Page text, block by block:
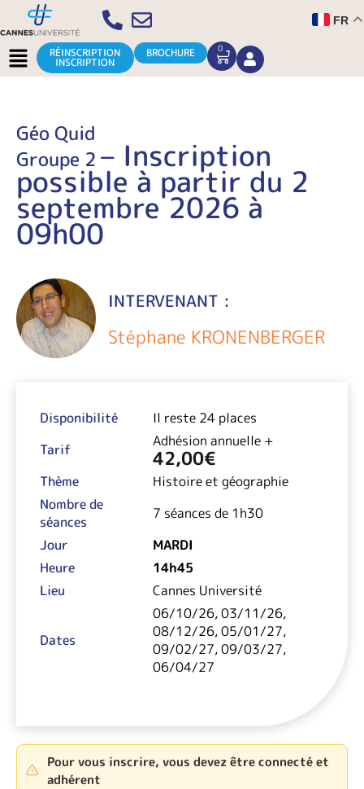
Aller
au
contenu
FR
Menu RÉINSCRIPTION
INSCRIPTION
BROCHURE 0
CART
Géo Quid
Groupe 2 – Inscription
possible à partir du 2
septembre 2026 à
09h00
INTERVENANT :
Stéphane KRONENBERGER
Disponibilité
Il reste 24 places
Tarif
Adhésion annuelle +
42,00€
Thème
Histoire et géographie
Nombre de
séances
7 séances de 1h30
Jour
MARDI
Heure
14h45
Lieu
Cannes Université
Dates
06/10/26, 03/11/26,
08/12/26, 05/01/27,
09/02/27, 09/03/27,
06/04/27
Pour vous inscrire, vous devez être connecté et
adhérent